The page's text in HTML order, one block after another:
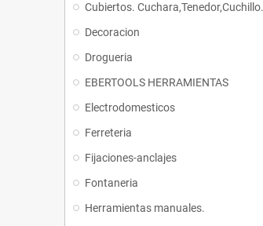
Cubiertos. Cuchara,Tenedor,Cuchillo.
Decoracion
Drogueria
EBERTOOLS HERRAMIENTAS
Electrodomesticos
Ferreteria
Fijaciones-anclajes
Fontaneria
Herramientas manuales.